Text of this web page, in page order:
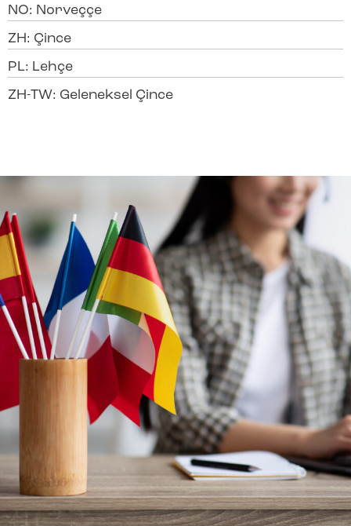
NO: Norveççe
ZH: Çince
PL: Lehçe
ZH-TW: Geleneksel Çince